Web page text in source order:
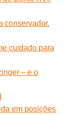
conservador.
cuidado para
– e o
em posições